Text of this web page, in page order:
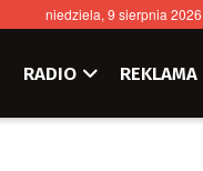
niedziela, 9 sierpnia 2026
RADIO REKLAMA